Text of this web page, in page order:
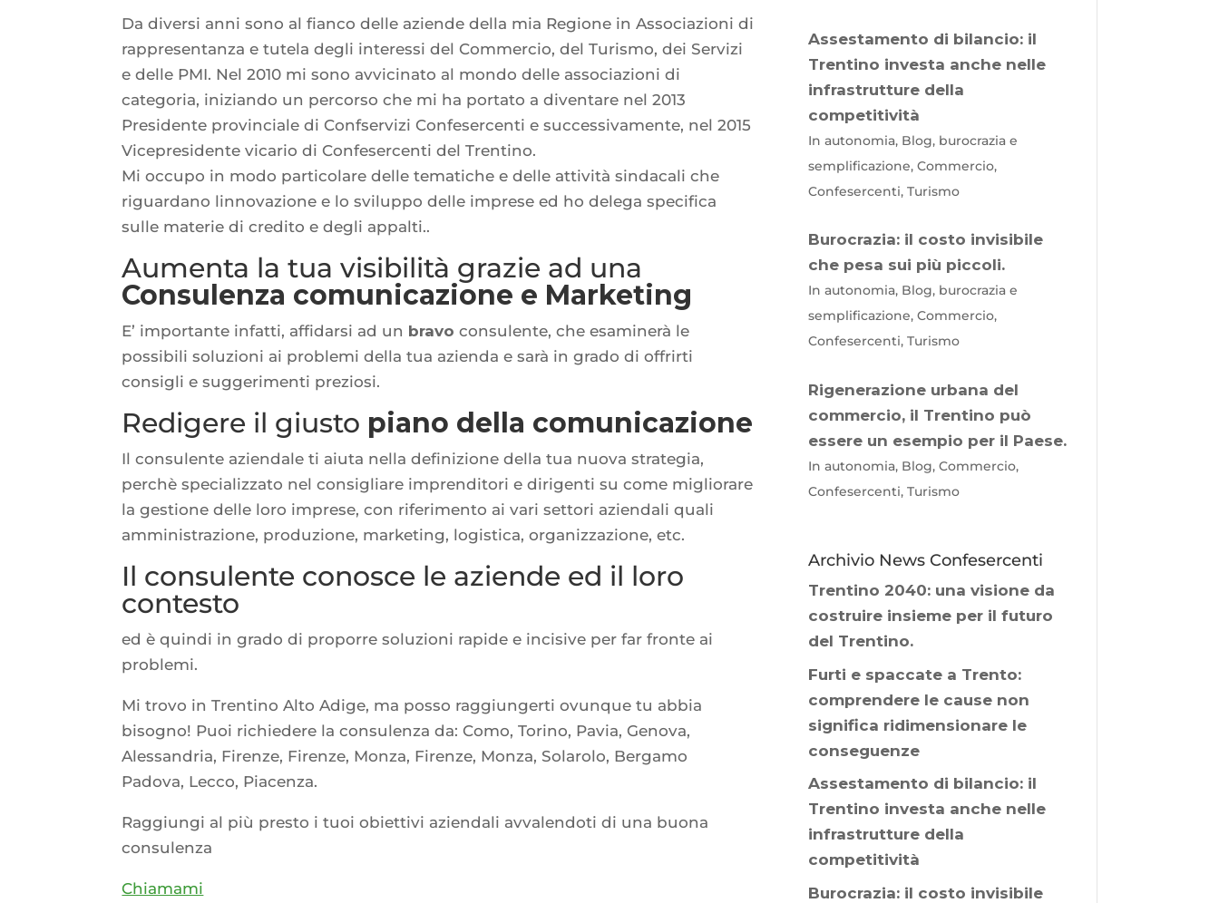
Da diversi anni sono al fianco delle aziende della mia Regione in Associazioni di
rappresentanza e tutela degli interessi del Commercio, del Turismo, dei Servizi
e delle PMI. Nel 2010 mi sono avvicinato al mondo delle associazioni di
categoria, iniziando un percorso che mi ha portato a diventare nel 2013
Presidente provinciale di Confservizi Confesercenti e successivamente, nel 2015
Vicepresidente vicario di Confesercenti del Trentino.
Mi occupo in modo particolare delle tematiche e delle attività sindacali che
riguardano linnovazione e lo sviluppo delle imprese ed ho delega specifica
sulle materie di credito e degli appalti..
Aumenta la tua visibilità grazie ad una
Consulenza comunicazione e Marketing
E’ importante infatti, affidarsi ad un bravo consulente, che esaminerà le
possibili soluzioni ai problemi della tua azienda e sarà in grado di offrirti
consigli e suggerimenti preziosi.
Redigere il giusto piano della comunicazione
Il consulente aziendale ti aiuta nella definizione della tua nuova strategia,
perchè specializzato nel consigliare imprenditori e dirigenti su come migliorare
la gestione delle loro imprese, con riferimento ai vari settori aziendali quali
amministrazione, produzione, marketing, logistica, organizzazione, etc.
Il consulente conosce le aziende ed il loro
contesto
ed è quindi in grado di proporre soluzioni rapide e incisive per far fronte ai
problemi.
Mi trovo in Trentino Alto Adige, ma posso raggiungerti ovunque tu abbia
bisogno! Puoi richiedere la consulenza da: Como, Torino, Pavia, Genova,
Alessandria, Firenze, Firenze, Monza, Firenze, Monza, Solarolo, Bergamo
Padova, Lecco, Piacenza.
Raggiungi al più presto i tuoi obiettivi aziendali avvalendoti di una buona
consulenza
Chiamami
Assestamento di bilancio: il
Trentino investa anche nelle
infrastrutture della
competitività
In autonomia, Blog, burocrazia e
semplificazione, Commercio,
Confesercenti, Turismo
Burocrazia: il costo invisibile
che pesa sui più piccoli.
In autonomia, Blog, burocrazia e
semplificazione, Commercio,
Confesercenti, Turismo
Rigenerazione urbana del
commercio, il Trentino può
essere un esempio per il Paese.
In autonomia, Blog, Commercio,
Confesercenti, Turismo
Archivio News Confesercenti
Trentino 2040: una visione da
costruire insieme per il futuro
del Trentino.
Furti e spaccate a Trento:
comprendere le cause non
significa ridimensionare le
conseguenze
Assestamento di bilancio: il
Trentino investa anche nelle
infrastrutture della
competitività
Burocrazia: il costo invisibile